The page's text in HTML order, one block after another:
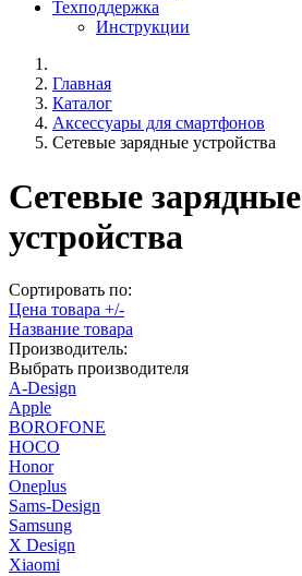
Техподдержка
Инструкции
Главная
Каталог
Аксессуары для смартфонов
Сетевые зарядные устройства
Сетевые зарядные
устройства
Сортировать по:
Цена товара +/-
Название товара
Производитель:
Выбрать производителя
A-Design
Apple
BOROFONE
HOCO
Honor
Oneplus
Sams-Design
Samsung
X Design
Xiaomi